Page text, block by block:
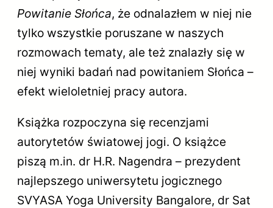
Powitanie Słońca, że odnalazłem w niej nie
tylko wszystkie poruszane w naszych
rozmowach tematy, ale też znalazły się w
niej wyniki badań nad powitaniem Słońca –
efekt wieloletniej pracy autora.
Książka rozpoczyna się recenzjami
autorytetów światowej jogi. O książce
piszą m.in. dr H.R. Nagendra – prezydent
najlepszego uniwersytetu jogicznego
SVYASA Yoga University Bangalore, dr Sat